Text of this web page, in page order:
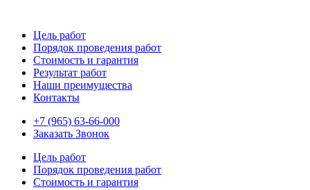
Цель работ
Порядок проведения работ
Стоимость и гарантия
Результат работ
Наши преимущества
Контакты
+7 (965) 63-66-000
Заказать Звонок
Цель работ
Порядок проведения работ
Стоимость и гарантия